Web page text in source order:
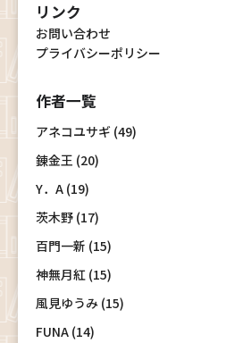
リンク
お問い合わせ
プライバシーポリシー
作者一覧
アネコユサギ (49)
錬金王 (20)
Y．A (19)
茨木野 (17)
百門一新 (15)
神無月紅 (15)
風見ゆうみ (15)
FUNA (14)